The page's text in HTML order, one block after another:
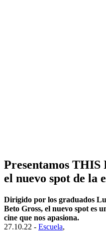
Presentamos THIS
el nuevo spot de la
Dirigido por los graduados
Beto Gross, el nuevo spot es
cine que nos apasiona.
27.10.22 - Escuela,